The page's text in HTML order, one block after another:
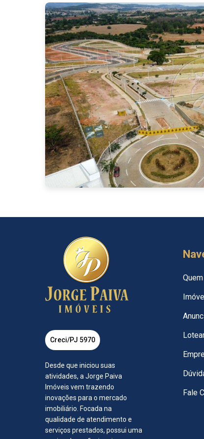
Creci/PJ 5970
Desde que iniciou suas
atividades, a Jorge Paiva
Imóveis vem trazendo
inovações para o mercado
imobiliário. Focada na
qualidade de atendimento e
serviços prestados, possui uma
Fale